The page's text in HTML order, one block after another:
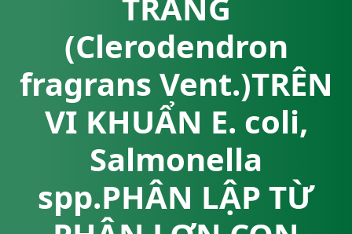
(Clerodendron
fragrans Vent.)TRÊN
VI KHUẨN E. coli,
Salmonella
spp.PHÂN LẬP TỪ